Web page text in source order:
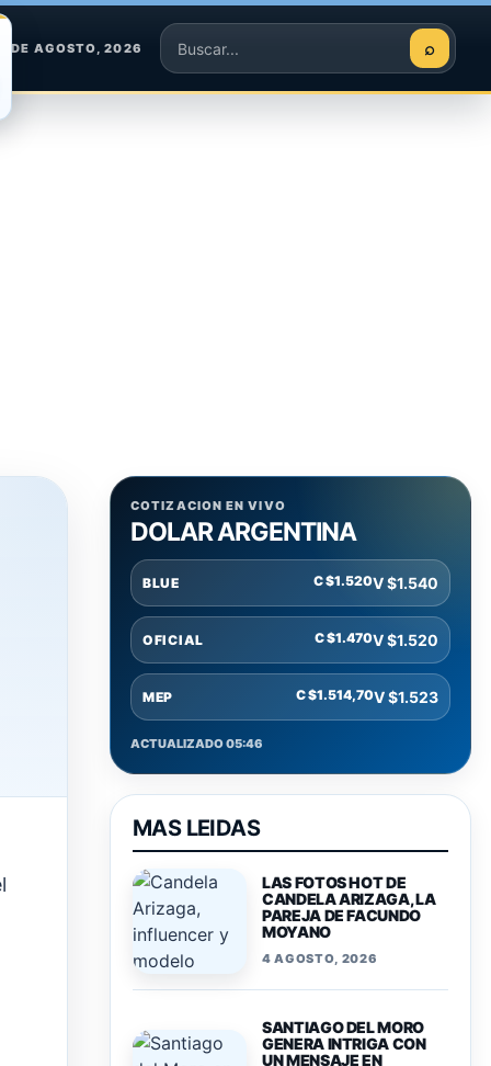
DE AGOSTO, 2026
Buscar
⌕
COTIZACION EN VIVO
DOLAR ARGENTINA
BLUE C $1.520V $1.540
OFICIAL C $1.470V $1.520
MEP C $1.514,70V $1.523
ACTUALIZADO 05:46
MAS LEIDAS
LAS FOTOS HOT DE
CANDELA ARIZAGA, LA
PAREJA DE FACUNDO
MOYANO
4 AGOSTO, 2026
SANTIAGO DEL MORO
GENERA INTRIGA CON
UN MENSAJE EN